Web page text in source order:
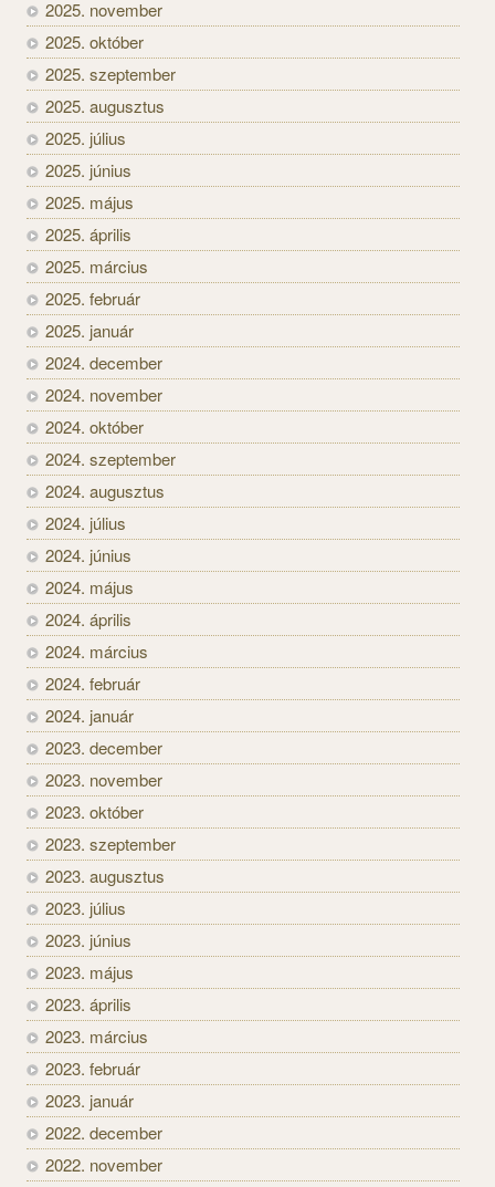
2025. november
2025. október
2025. szeptember
2025. augusztus
2025. július
2025. június
2025. május
2025. április
2025. március
2025. február
2025. január
2024. december
2024. november
2024. október
2024. szeptember
2024. augusztus
2024. július
2024. június
2024. május
2024. április
2024. március
2024. február
2024. január
2023. december
2023. november
2023. október
2023. szeptember
2023. augusztus
2023. július
2023. június
2023. május
2023. április
2023. március
2023. február
2023. január
2022. december
2022. november